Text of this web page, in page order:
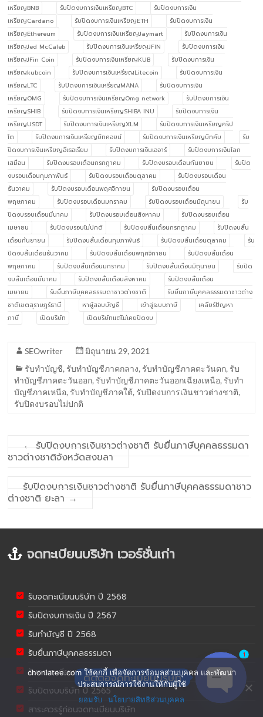
เหรียญBNB
รับปิดงบการเงินเหรียญBTC
รับปิดงบการเงิน
เหรียญCardano
รับปิดงบการเงินเหรียญETH
รับปิดงบการเงิน
เหรียญEthereum
รับปิดงบการเงินเหรียญJaymart
รับปิดงบการเงิน
เหรียญJed McCaleb
รับปิดงบการเงินเหรียญJFIN
รับปิดงบการเงิน
เหรียญJFin Coin
รับปิดงบการเงินเหรียญKUB
รับปิดงบการเงิน
เหรียญkubcoin
รับปิดงบการเงินเหรียญLitecoin
รับปิดงบการเงิน
เหรียญLTC
รับปิดงบการเงินเหรียญMANA
รับปิดงบการเงิน
เหรียญOMG
รับปิดงบการเงินเหรียญOmg network
รับปิดงบการเงิน
เหรียญSHIB
รับปิดงบการเงินเหรียญSHIBA INU
รับปิดงบการเงิน
เหรียญUSDT
รับปิดงบการเงินเหรียญXLM
รับปิดงบการเงินเหรียญคริป
โต
รับปิดงบการเงินเหรียญบิทคอยน์ รับปิดงบการเงินเหรียญบิทคับ
รับ
ปิดงบการเงินเหรียญอีเธอเรียม
รับปิดงบการเงินเออาร์
รับปิดงบการเงินโลก
เสมือน
รับปิดงบรอบเดือนกรกฎาคม รับปิดงบรอบเดือนกันยายน
รับปิด
งบรอบเดือนกุมภาพันธ์
รับปิดงบรอบเดือนตุลาคม
รับปิดงบรอบเดือน
ธันวาคม
รับปิดงบรอบเดือนพฤศจิกายน
รับปิดงบรอบเดือน
พฤษภาคม
รับปิดงบรอบเดือนมกราคม รับปิดงบรอบเดือนมิถุนายน
รับ
ปิดงบรอบเดือนมีนาคม
รับปิดงบรอบเดือนสิงหาคม
รับปิดงบรอบเดือน
เมษายน
รับปิดงบรอบไม่ปกติ รับปิดงบสิ้นเดือนกรกฎาคม
รับปิดงบสิ้น
เดือนกันยายน
รับปิดงบสิ้นเดือนกุมภาพันธ์ รับปิดงบสิ้นเดือนตุลาคม
รับ
ปิดงบสิ้นเดือนธันวาคม
รับปิดงบสิ้นเดือนพฤศจิกายน
รับปิดงบสิ้นเดือน
พฤษภาคม
รับปิดงบสิ้นเดือนมกราคม รับปิดงบสิ้นเดือนมิถุนายน
รับปิด
งบสิ้นเดือนมีนาคม
รับปิดงบสิ้นเดือนสิงหาคม
รับปิดงบสิ้นเดือน
เมษายน
รับยื่นภาษีบุคคลธรรมดาชาวต่างชาติ
รับยื่นภาษีบุคคลธรรมดาชาวต่าง
ชาติเขตสุราษฎร์ธานี
หาผู้สอบบัญชี เข้าสู่ระบบภาษี
เคลียร์ปัญหา
ภาษี
เปิดบริษัท เปิดบริษัทแต่ไม่เคยปิดงบ
SEOwriter
มิถุนายน 29, 2021
รับทำบัญชี, รับทำบัญชีภาคกลาง, รับทำบัญชีภาคตะวันตก, รับ
ทำบัญชีภาคตะวันออก, รับทำบัญชีภาคตะวันออกเฉียงเหนือ, รับทำ
บัญชีภาคเหนือ, รับทำบัญชีภาคใต้, รับปิดงบการเงินชาวต่างชาติ,
รับปิดงบรอบไม่ปกติ
←
รับปิดงบการเงินชาวต่างชาติ รับยื่นภาษีบุคคลธรรมดา
ชาวต่างชาติจังหวัดสงขลา
รับปิดงบการเงินชาวต่างชาติ รับยื่นภาษีบุคคลธรรมดาชาว
ต่างชาติ ยะลา →
จดทะเบียนบริษัท เวอร์ชั่นเก่า
รับจดทะเบียนบริษัท ปี 2568
รับปิดงบการเงิน ปี 2567
รับทำบัญชี ปี 2568
รับยื่นภาษีบุคคลธรรมดา
รับจดทะเบียนบริษัท ปี 2566
รับปิดงบบริษัท ปี 2565
สาระควรรู้ก่อนจดทะเบียนบริษัท
chonlatee.com ใช้คุกกี้ เพื่อจัดการข้อมูลส่วนบุคคล และพัฒนา
ประสบการณ์การใช้งานให้กับผู้ใช้
ยอมรับ
นโยบายสิทธิส่วนบุคคล
ติดต่อจดทะเบียนบริษัท
1